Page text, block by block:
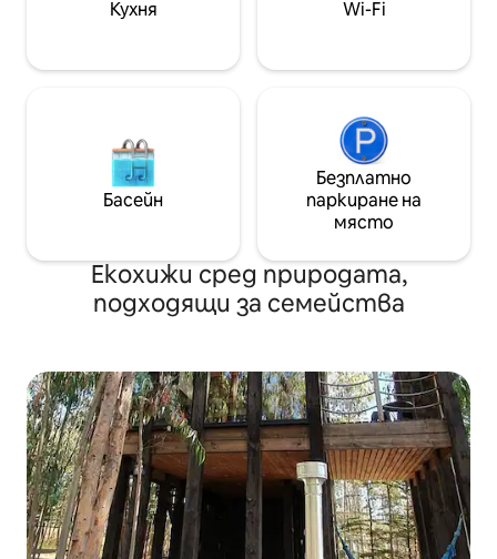
Кухня Wi-Fi
Басейн
Безплатно
паркиране на
място
Екохижи сред природата,
подходящи за семейства